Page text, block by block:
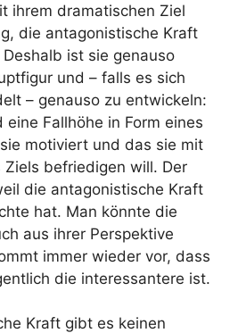
ihrem dramatischen Ziel
die antagonistische Kraft
ist sie genauso
und – falls es sich
– genauso zu entwickeln:
eine Fallhöhe in Form eines
motiviert und das sie mit
Ziels befriedigen will. Der
die antagonistische Kraft
hat. Man könnte die
aus ihrer Perspektive
immer wieder vor, dass
die interessantere ist.
Kraft gibt es keinen